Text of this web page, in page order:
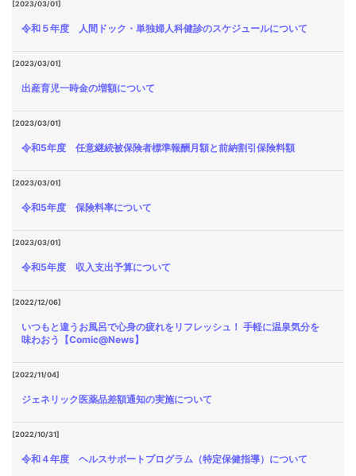
[2023/03/01]
令和５年度 人間ドック・単独婦人科健診のスケジュールについて
[2023/03/01]
出産育児一時金の増額について
[2023/03/01]
令和5年度 任意継続被保険者標準報酬月額と前納割引保険料額
[2023/03/01]
令和5年度 保険料率について
[2023/03/01]
令和5年度 収入支出予算について
[2022/12/06]
いつもと違うお風呂で心身の疲れをリフレッシュ！ 手軽に温泉気分を
味わおう【Comic@News】
[2022/11/04]
ジェネリック医薬品差額通知の実施について
[2022/10/31]
令和４年度 ヘルスサポートプログラム（特定保健指導）について